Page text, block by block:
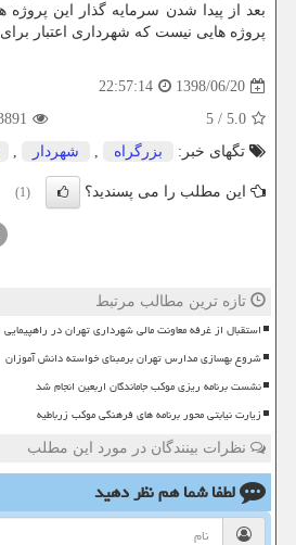
بعد از پیدا شدن سرمایه گذار این
پروژه هایی نیست كه شهرداری اعتبار برای
1398/06/20
22:57:14
5.0
/
5
تگهای خبر:
بزرگراه , شهردار ,
این مطلب را می پسندید؟ (1)
تازه ترین مطالب مرتبط
استقبال از غرفه معاونت مالی شهرداری تهران در راهپیمایی
شروع بهسازی مدارس تهران برمبنای خواسته دانش آموزان
نشست برنامه ریزی موکب جاماندگان اربعین انجام شد
زیارت نیابتی محور برنامه های فرهنگی موکب زرباطیه
نظرات بینندگان در مورد این مطلب
لطفا شما همنظر دهید